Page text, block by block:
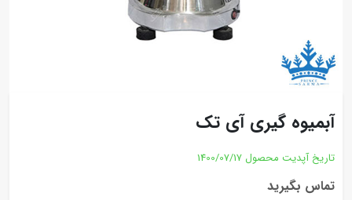
آبمیوه گیری آی تک
تاریخ آپدیت محصول 1400/07/17
تماس بگیرید